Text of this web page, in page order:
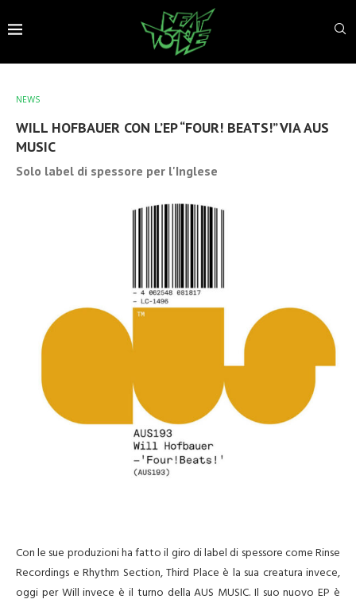
NEWS
WILL HOFBAUER CON L’EP “FOUR! BEATS!” VIA AUS
MUSIC
Solo label di spessore per l'Inglese
Con le sue produzioni ha fatto il giro di label di spessore come Rinse
Recordings e Rhythm Section, Third Place è la sua creatura invece,
oggi per Will invece è il turno della AUS MUSIC. Il suo nuovo EP è